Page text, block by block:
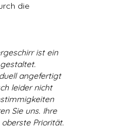
die
ist ein
angefertigt
leider nicht
Sie uns. Ihre
Priorität.